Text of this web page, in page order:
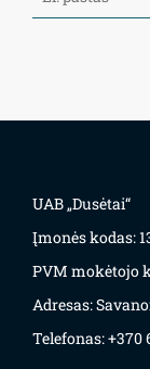
UAB „Dusėtai“
Įmonės kodas:
PVM mokėtojo
Adresas:
Telefonas: +370